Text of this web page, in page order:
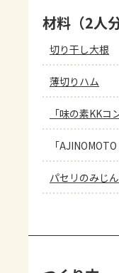
材料（2人分
切り干し大根
薄切りハム
「味の素KK
「
パセリのみじ